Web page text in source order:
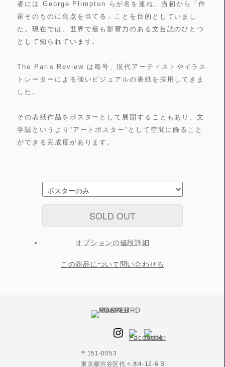
者には George Plimpton らが名を連ね、当初から「作
家そのものに焦点を当てる」ことを目的としていまし
た。現在では、世界で最も影響力のある文芸誌のひとつ
として知られています。
The Paris Review は毎号、現代アーティストやイラス
トレーターによる強いビジュアルの表紙を採用してきま
した。
その表紙作品をポスターとして展開することもあり、文
学誌というより“アートポスター”として空間に飾ること
ができる完成度があります。
SOLD OUT
オプションの値段詳細
この商品について問い合わせる
〒151-0053
東京都渋谷区代々木4-12-6 B